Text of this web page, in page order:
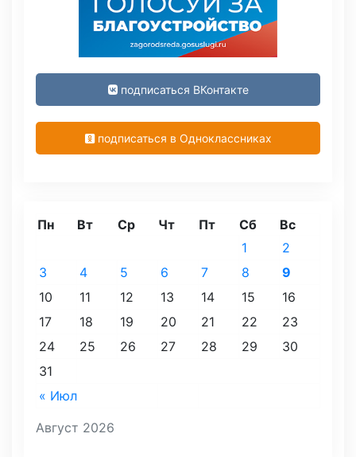
подписаться ВКонтакте
подписаться в Одноклассниках
Август 2026
Пн Вт Ср Чт Пт Сб Вс
« Июл
1
2
3
4 5 6 7 8
9
10
11 12 13 14 15
16
17
18 19 20 21 22
23
24
25 26 27 28 29
30
31